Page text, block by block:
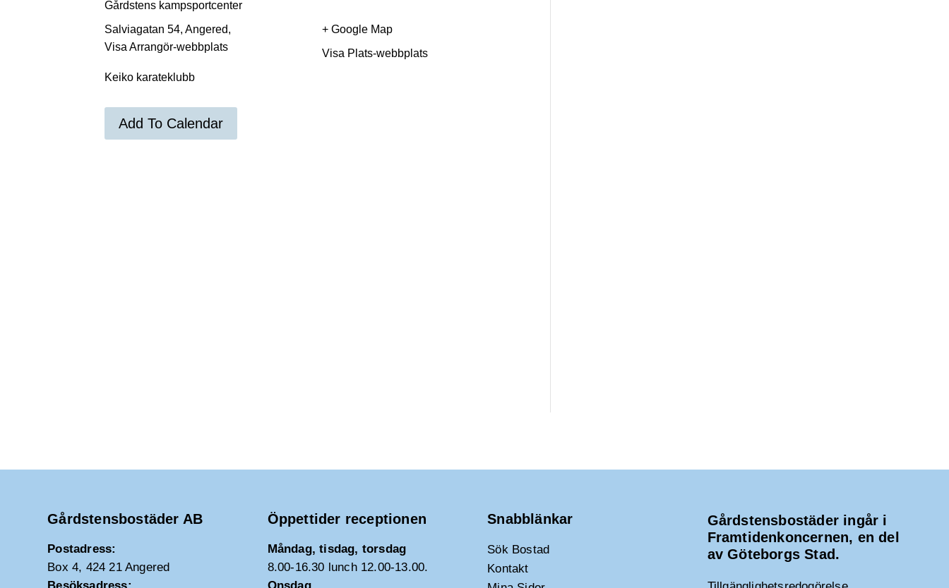
Gårdstens kampsportcenter
Salviagatan 54, Angered,
+ Google Map
Visa Plats-webbplats
Keiko karateklubb
Visa Arrangör-webbplats
Add To Calendar
Gårdstensbostäder AB
Postadress:
Box 4, 424 21 Angered
Öppettider receptionen
Måndag, tisdag, torsdag
8.00-16.30 lunch 12.00-13.00.
Snabblänkar
Sök Bostad
Kontakt
Gårdstensbostäder ingår i
Framtidenkoncernen, en del
av Göteborgs Stad.